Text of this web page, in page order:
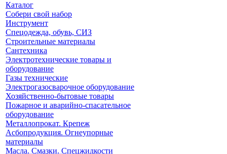
Каталог
Собери свой набор
Инструмент
Спецодежда, обувь, СИЗ
Строительные материалы
Сантехника
Электротехнические товары и
оборудование
Газы технические
Электрогазосварочное оборудование
Хозяйственно-бытовые товары
Пожарное и аварийно-спасательное
оборудование
Металлопрокат. Крепеж
Асбопродукция. Огнеупорные
материалы
Масла. Смазки. Спецжидкости